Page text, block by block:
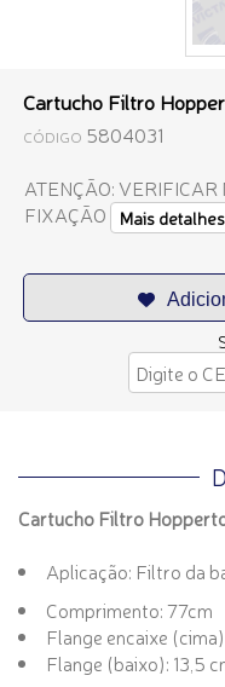
Cartucho Filtro
CÓDIGO 5804031
ATENÇÃO:
FIXAÇÃO
Mais detalhes
Cartucho Filtro
Aplicação: Filtro da
Comprimento: 77cm
Flange encaixe
Flange (baixo): 13,5